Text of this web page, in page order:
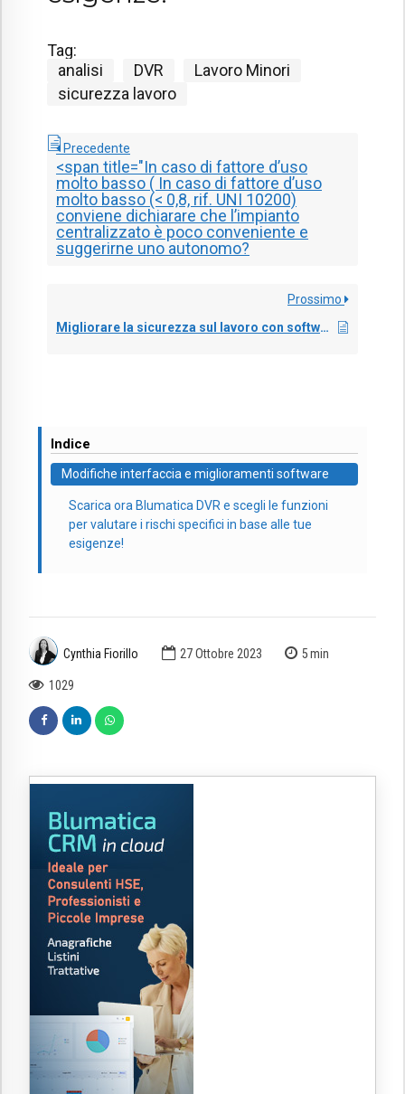
Cynthia Fiorillo 27 Ottobre 2023 5 min
1029
Tag:
analisi
DVR
Lavoro Minori
sicurezza lavoro
Precedente
<span title="In caso di fattore d’uso
molto basso ( In caso di fattore d’uso
molto basso (< 0,8, rif. UNI 10200)
conviene dichiarare che l’impianto
centralizzato è poco conveniente e
suggerirne uno autonomo?
Prossimo
Migliorare la sicurezza sul lavoro con software dedicati
Indice
Modifiche interfaccia e miglioramenti software
Scarica ora Blumatica DVR e scegli le funzioni
per valutare i rischi specifici in base alle tue
esigenze!